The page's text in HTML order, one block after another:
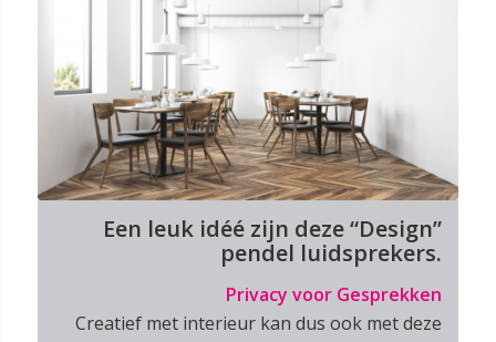
Een leuk idéé zijn deze “Design”
pendel luidsprekers.
Privacy voor Gesprekken
Creatief met interieur kan dus ook met deze